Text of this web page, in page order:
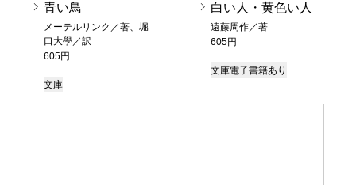
青い鳥
メーテルリンク／著、堀
口大學／訳
605円
文庫
白い人・黄色い人
遠藤周作／著
605円
文庫電子書籍あり